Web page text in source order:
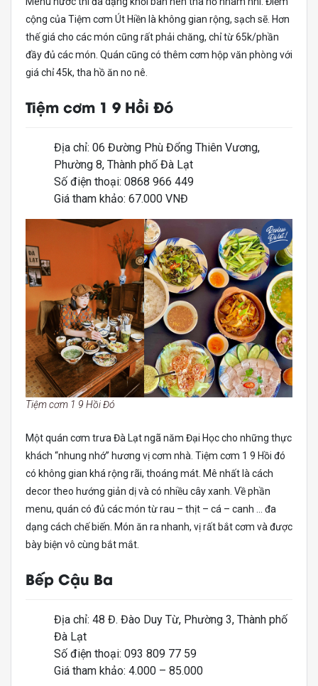
cộng của Tiệm cơm Út Hiền là không gian rộng, sạch sẽ. Hơn
thế giá cho các món cũng rất phải chăng, chỉ từ 65k/phần
đầy đủ các món. Quán cũng có thêm cơm hộp văn phòng với
giá chỉ 45k, tha hồ ăn no nê.
Tiệm cơm 1 9 Hồi Đó
Địa chỉ: 06 Đường Phù Đổng Thiên Vương,
Phường 8, Thành phố Đà Lạt
Số điện thoại: 0868 966 449
Giá tham khảo: 67.000 VNĐ
Tiệm cơm 1 9 Hồi Đó
Một quán cơm trưa Đà Lạt ngã năm Đại Học cho những thực
khách “nhung nhớ” hương vị cơm nhà. Tiệm cơm 1 9 Hồi đó
có không gian khá rộng rãi, thoáng mát. Mê nhất là cách
decor theo hướng giản dị và có nhiều cây xanh. Về phần
menu, quán có đủ các món từ rau – thịt – cá – canh … đa
dạng cách chế biến. Món ăn ra nhanh, vị rất bắt cơm và được
bày biện vô cùng bắt mắt.
Bếp Cậu Ba
Địa chỉ: 48 Đ. Đào Duy Từ, Phường 3, Thành phố
Đà Lạt
Số điện thoại: 093 809 77 59
Giá tham khảo: 4.000 – 85.000